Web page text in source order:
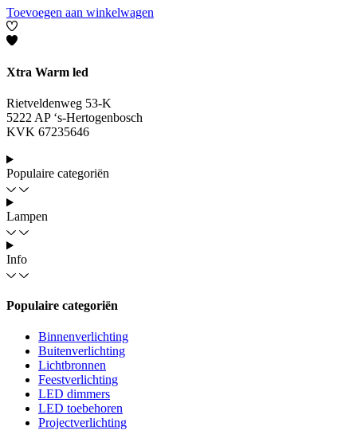
Toevoegen aan winkelwagen
Xtra Warm led
Rietveldenweg 53-K
5222 AP ‘s-Hertogenbosch
KVK 67235646
Populaire categoriën
Lampen
Info
Populaire categoriën
Binnenverlichting
Buitenverlichting
Lichtbronnen
Feestverlichting
LED dimmers
LED toebehoren
Projectverlichting